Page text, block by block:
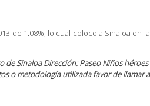
de 1.08%, lo cual coloco a Sinaloa en
Sinaloa Dirección: Paseo Niños héroes
o metodología utilizada favor de llamar